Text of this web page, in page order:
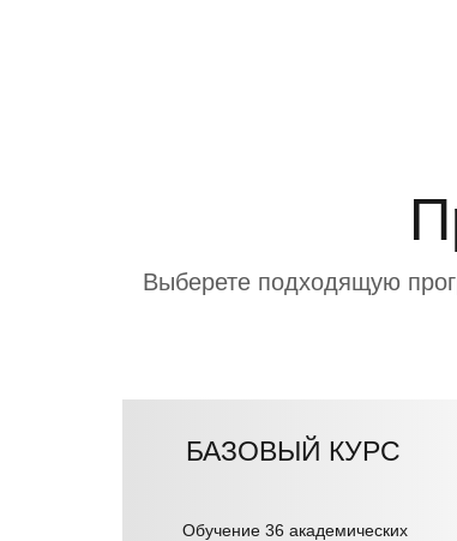
Выберете подходящую
БАЗОВЫЙ КУРС
Обучение 36 академических